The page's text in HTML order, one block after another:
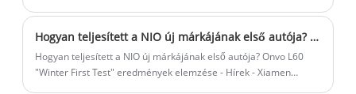
Hogyan teljesített a NIO új márkájának első autója? Onvo L60 "Winter First Test" eredmények elemzése
Hogyan teljesített a NIO új márkájának első autója? Onvo L60
"Winter First Test" eredmények elemzése - Hírek - Xiamen